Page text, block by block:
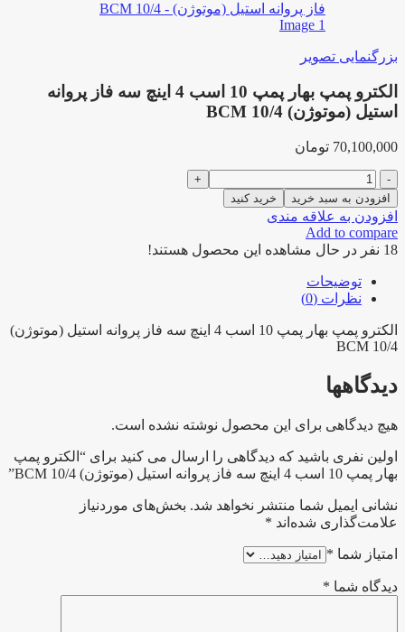
بزرگنمایی تصویر
الکترو پمپ بهار پمپ 10 اسب 4 اینچ سه فاز پروانه
استیل (موتوژن) BCM 10/4
70,100,000 تومان
الکترو
پمپ
بهار
پمپ
10
اسب
4
اینچ
فاز
پروانه
(موتوژن)
BCM
10/4
عدد
افزودن به سبد خرید خرید کنید
افزودن به علاقه مندی
Add to compare
18 نفر در حال مشاهده این محصول هستند!
توضیحات
نظرات (0)
الکترو پمپ بهار پمپ 10 اسب 4 اینچ سه فاز پروانه استیل (موتوژن)
BCM 10/4
دیدگاهها
هیچ دیدگاهی برای این محصول نوشته نشده است.
اولین نفری باشید که دیدگاهی را ارسال می کنید برای “الکترو پمپ
بهار پمپ 10 اسب 4 اینچ سه فاز پروانه استیل (موتوژن) BCM 10/4”
نشانی ایمیل شما منتشر نخواهد شد. بخش‌های موردنیاز
علامت‌گذاری شده‌اند *
امتیاز شما *
دیدگاه شما *